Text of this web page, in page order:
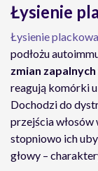
Łysienie
Łysienie
podłożu
zmian
reagują komórki
Dochodzi do
przejścia włosów
stopniowo ich
głowy –